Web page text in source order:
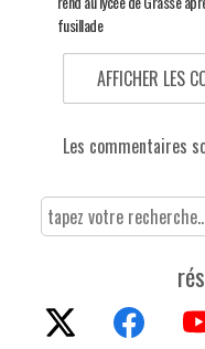
fusillade
AFFICHER LES
Les commentaires